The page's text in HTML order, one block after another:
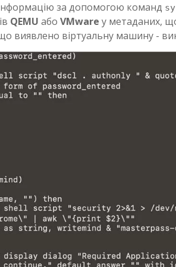
за допомогою команд
QEMU або VMware у метаданих,
виявлено віртуальну машину -